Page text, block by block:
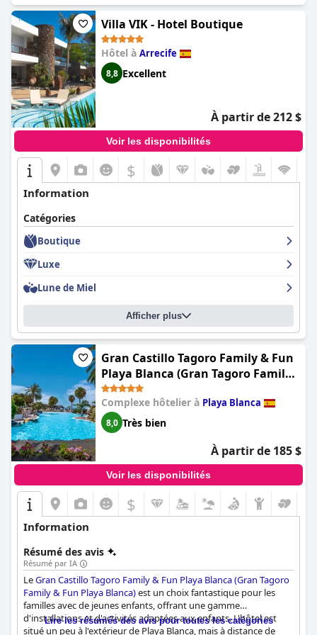
cinq étoiles, d'autres le trouvent exceptionnel et parfait. Dans
l'ensemble, l'hôtel Lava Beach est un excellent choix pour une
escapade confortable, paisible et luxueuse.
Villa VIK - Hotel Boutique
Hôtel à Arrecife
8,8 Excellent
À partir de 212 $
Voir les disponibilités
$
Information
Catégories
Boutique
Luxe
Lune de Miel
Afficher plus
Gran Castillo Tagoro Family & Fun
Playa Blanca (Gran Tagoro Family
& Fun Playa Blanca)
Complexe hôtelier à Playa Blanca
8,0 Très bien
À partir de 185 $
Voir les disponibilités
$
Information
Résumé des avis
Résumé par IA
LeGran Castillo Tagoro Family & Fun Playa Blanca (Gran Tagoro
Family & Fun Playa Blanca)est un choix fantastique pour les
familles avec de jeunes enfants, offrant une gamme
d'installations et d'activités adaptées aux enfants. L'hôtel est
situé un peu à l'extérieur de Playa Blanca, mais à distance de
Lire les résumés des avis pour toutes les catégories